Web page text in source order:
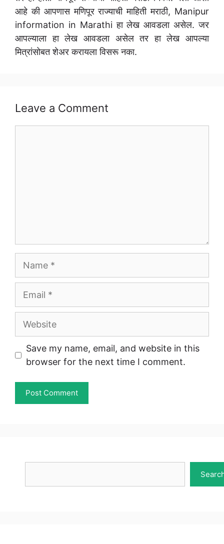
आहे की आपणास मणिपूर राज्याची माहिती मराठी, Manipur
information in Marathi हा लेख आवडला असेल. जर
आपल्याला हा लेख आवडला असेल तर हा लेख आपल्या
मित्रांसोबत शेअर करायला विसरू नका.
Leave a Comment
Website
Save my name, email, and website in this
browser for the next time I comment.